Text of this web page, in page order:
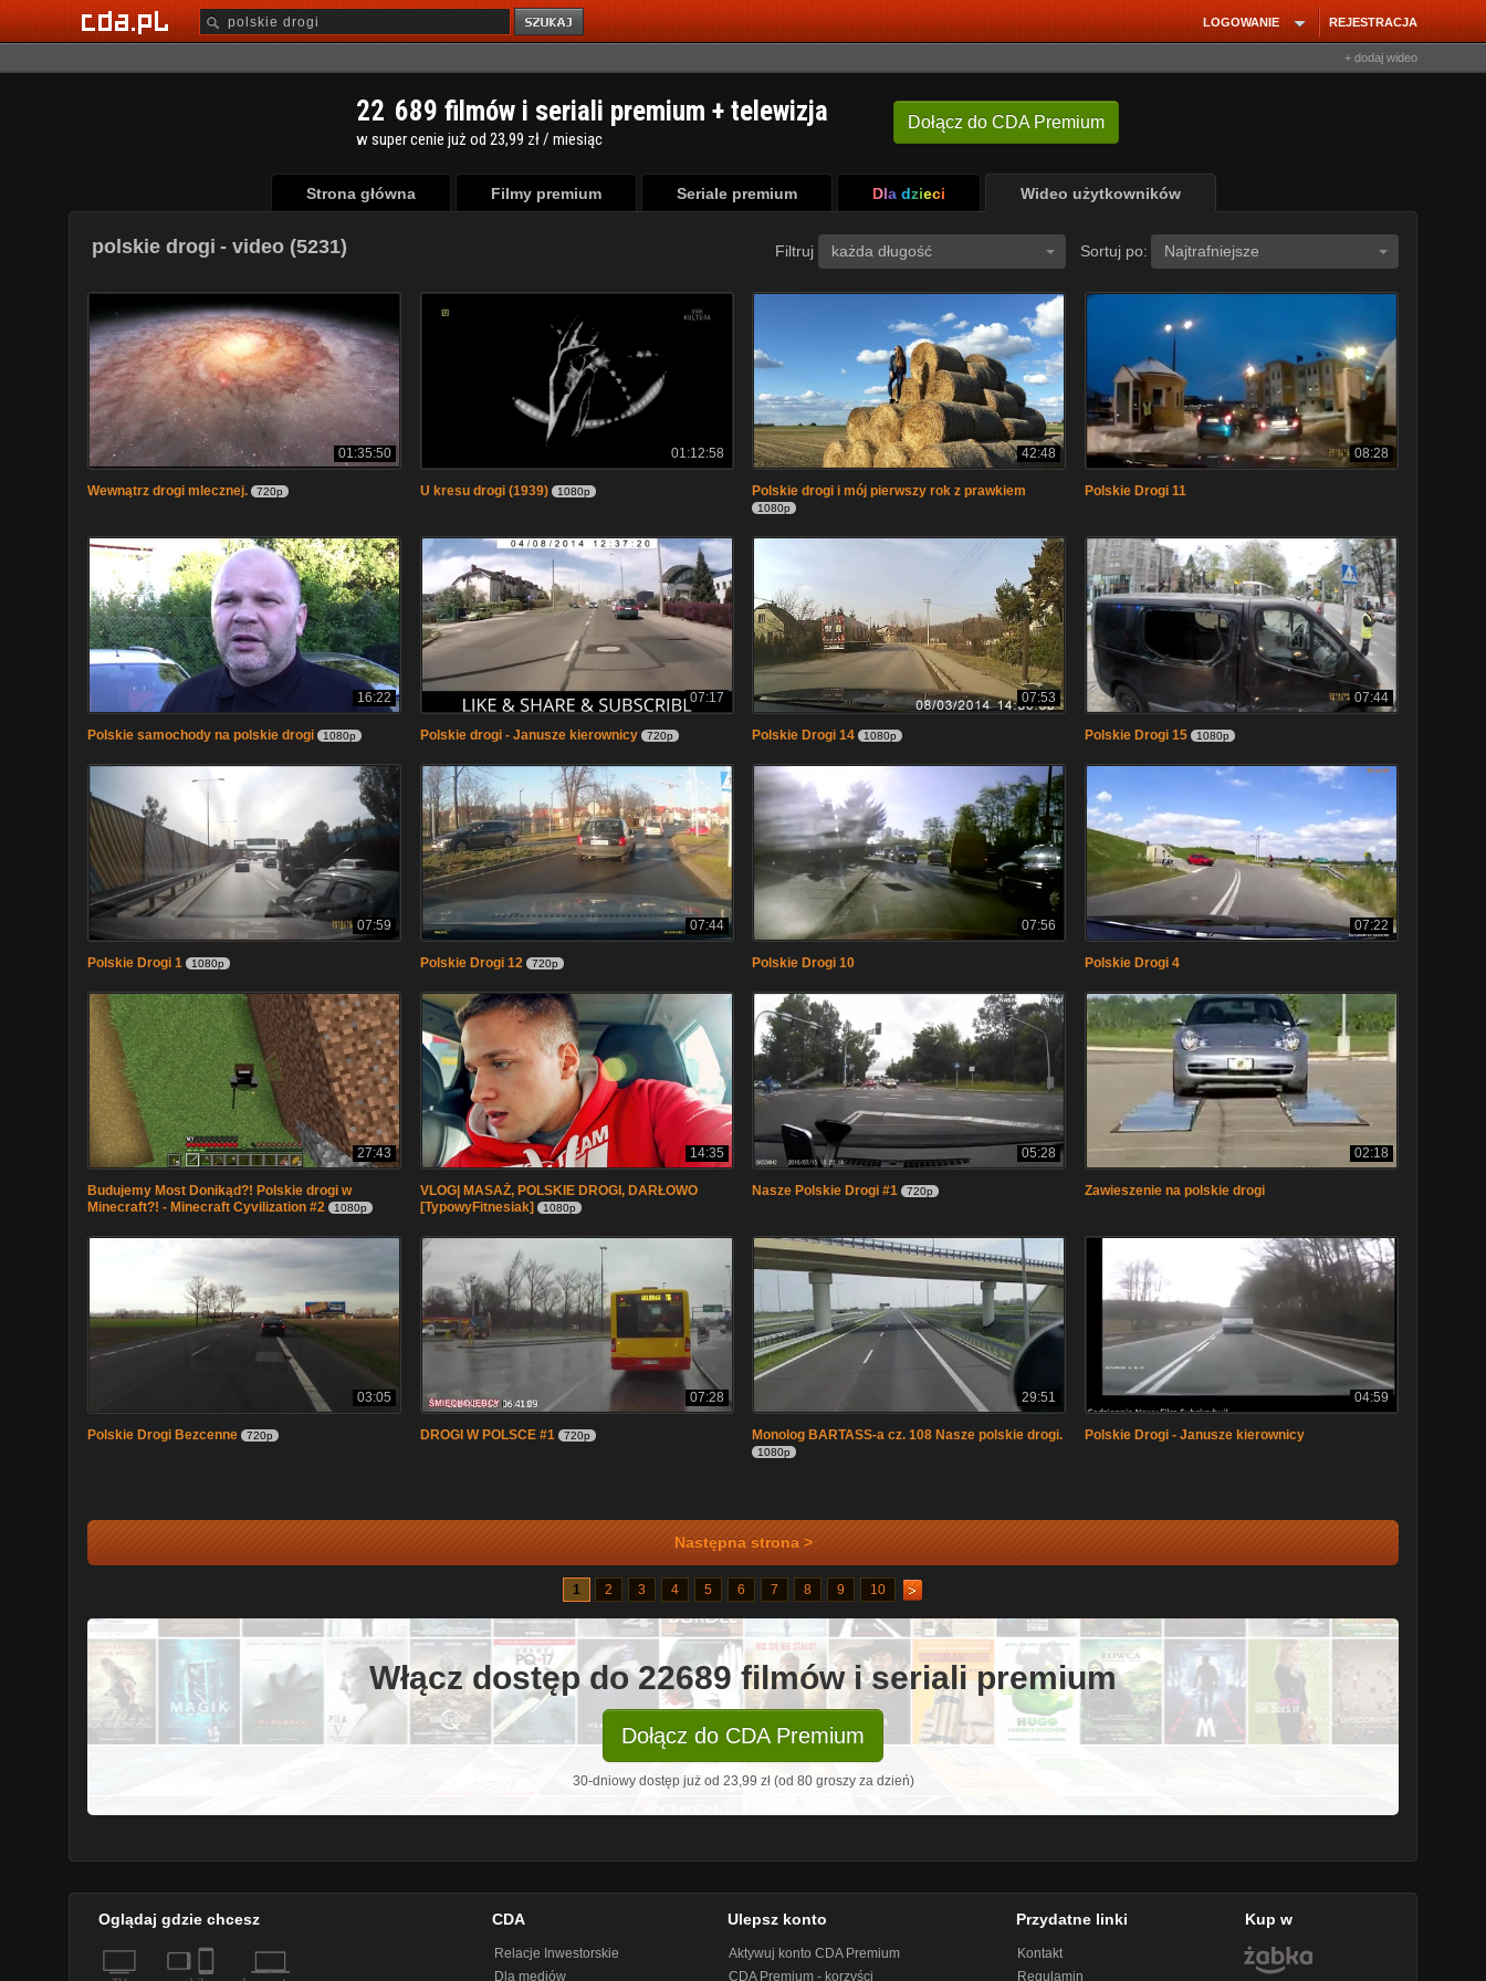
REJESTRACJA
LOGOWANIE
+ dodaj wideo
Dołącz do CDA Premium
22 689 filmów i seriali premium + telewizja
w super cenie już od 23,99 zł / miesiąc
Strona główna Filmy premium Seriale premium Dla dzieci Wideo użytkowników
polskie drogi - video (5231) Filtruj każda długość Sortuj po: Najtrafniejsze
01:35:50
Wewnątrz drogi mlecznej. 720p
01:12:58
U kresu drogi (1939) 1080p
42:48
Polskie drogi i mój pierwszy rok z prawkiem
1080p
08:28
Polskie Drogi 11
16:22
Polskie samochody na polskie drogi 1080p
07:17
Polskie drogi - Janusze kierownicy 720p
07:53
Polskie Drogi 14 1080p
07:44
Polskie Drogi 15 1080p
07:59
Polskie Drogi 1 1080p
07:44
Polskie Drogi 12 720p
07:56
Polskie Drogi 10
07:22
Polskie Drogi 4
27:43
Budujemy Most Donikąd?! Polskie drogi w
Minecraft?! - Minecraft Cyvilization #2
1080p
14:35
VLOG| MASAŻ, POLSKIE DROGI, DARŁOWO
[TypowyFitnesiak]
1080p
05:28
Nasze Polskie Drogi #1 720p
02:18
Zawieszenie na polskie drogi
03:05
Polskie Drogi Bezcenne 720p
07:28
DROGI W POLSCE #1 720p
29:51
Monolog BARTASS-a cz. 108 Nasze polskie drogi.
1080p
04:59
Polskie Drogi - Janusze kierownicy
Następna strona >
1 2 3 4 5 6 7 8 9 10
Włącz dostęp do 22689 filmów i seriali premium
Dołącz do CDA Premium
30-dniowy dostęp już od 23,99 zł (od 80 groszy za dzień)
Oglądaj gdzie chcesz CDA
Relacje Inwestorskie
Dla mediów
Ulepsz konto
Aktywuj konto CDA Premium
CDA Premium - korzyści
Przydatne linki
Kontakt
Regulamin
Kup w